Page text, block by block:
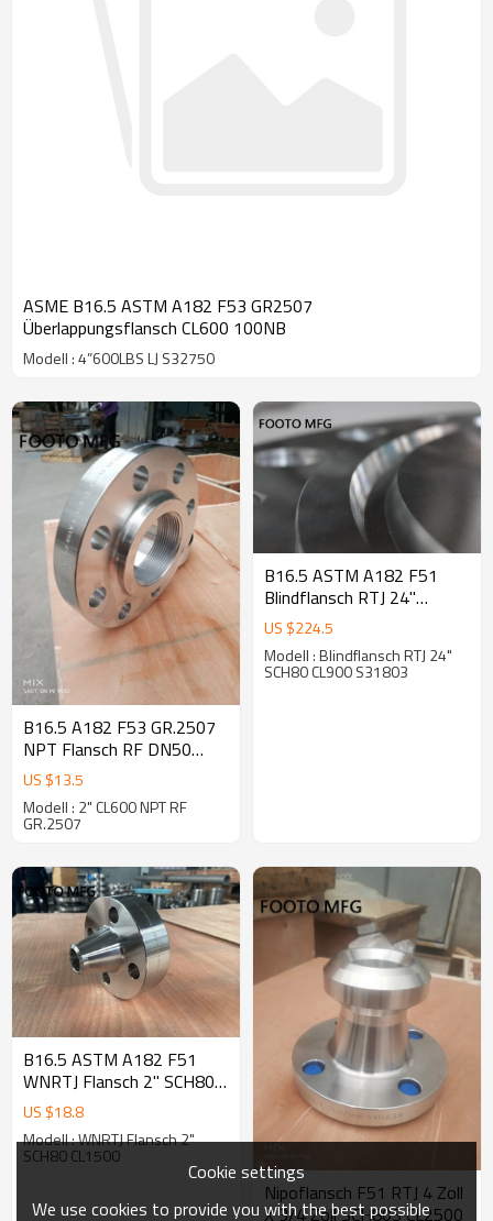
ASME B16.5 ASTM A182 F53 GR2507
Überlappungsflansch CL600 100NB
Modell : 4”600LBS LJ S32750
B16.5 A182 F53 GR.2507
NPT Flansch RF DN50
CL600
US $13.5
Modell : 2" CL600 NPT RF
GR.2507
B16.5 ASTM A182 F51
Blindflansch RTJ 24"
SCH80 CL900
US $224.5
Modell : Blindflansch RTJ 24"
SCH80 CL900 S31803
B16.5 ASTM A182 F51
WNRTJ Flansch 2" SCH80
CL1500
US $18.8
Modell : WNRTJ Flansch 2"
SCH80 CL1500
Nipoflansch F51 RTJ 4 Zoll
X 3/4 Zoll SCH80S CL2500
Cookie settings
We use cookies to provide you with the best possible